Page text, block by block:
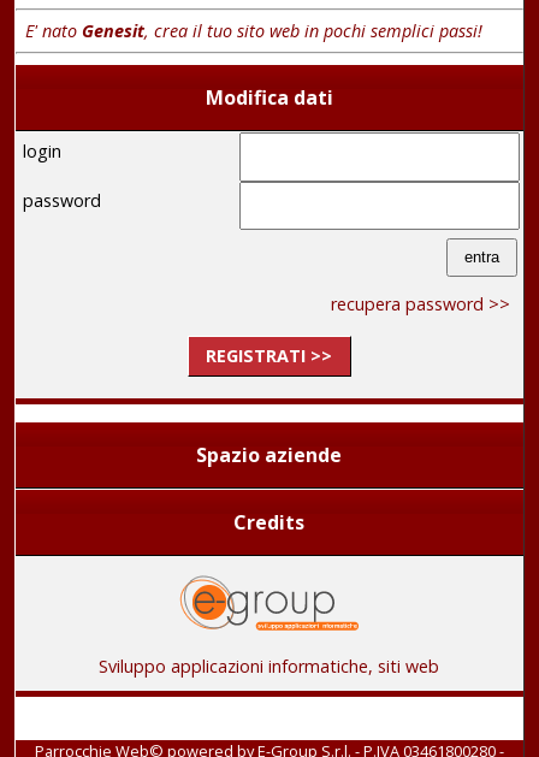
E' nato Genesit, crea il tuo sito web in pochi semplici passi!
Modifica dati
login
password
recupera password >>
REGISTRATI >>
Spazio aziende
Credits
Sviluppo applicazioni informatiche, siti web
Parrocchie Web© powered byE-Group S.r.l. - P.IVA 03461800280-